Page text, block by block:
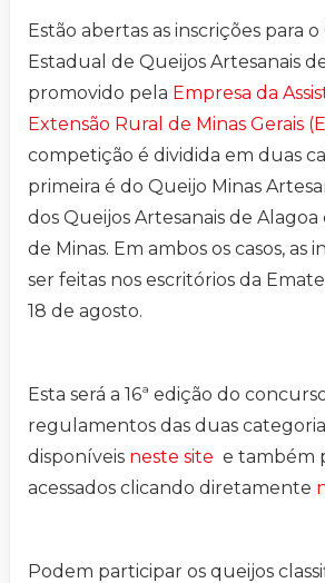
Estão abertas as inscrições para
Estadual de Queijos Artesanais
promovido pela Empresa da
Extensão Rural de Minas Gerais
competição é dividida em duas
primeira é do Queijo Minas
dos Queijos Artesanais de
de Minas. Em ambos os casos, as
ser feitas nos escritórios da
18 de agosto.
Esta será a 16ª edição do
regulamentos das duas
disponíveis neste site e também
acessados clicando diretamente
Podem participar os queijos